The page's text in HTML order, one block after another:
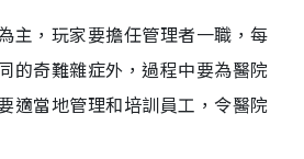
主，玩家要擔任管理者一職，每
的奇難雜症外，過程中要為醫院
適當地管理和培訓員工，令醫院